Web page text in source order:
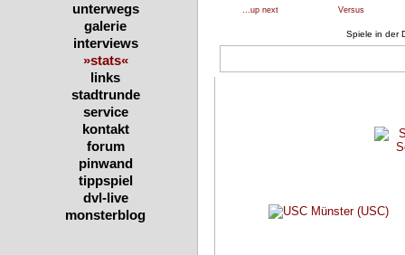
unterwegs
galerie
interviews
»stats«
links
stadtrunde
service
kontakt
forum
pinwand
tippspiel
dvl-live
monsterblog
...up next Versus
Spiele in der